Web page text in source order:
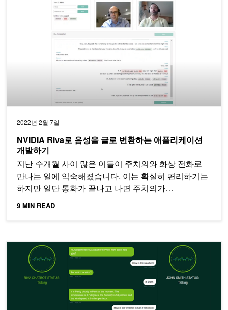
2022년 2월 7일
NVIDIA Riva로 음성을 글로 변환하는 애플리케이션
개발하기
지난 수개월 사이 많은 이들이 주치의와 화상 전화로
만나는 일에 익숙해졌습니다. 이는 확실히 편리하기는
하지만 일단 통화가 끝나고 나면 주치의가…
9 MIN READ
음성 기반 가상 어시스턴트, NVIDIA Riva와 Rasa로 구축해보세요!